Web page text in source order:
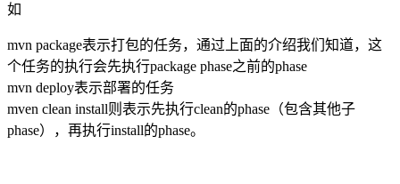
如
mvn package表示打包的任务，通过上面的介绍我们知道，这
个任务的执行会先执行package phase之前的phase
mvn deploy表示部署的任务
mven clean install则表示先执行clean的phase（包含其他子
phase），再执行install的phase。